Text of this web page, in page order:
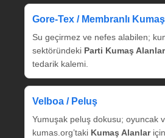
Gore‑Tex / Membranlı Kumaş
Su geçirmez ve nefes alabilen;
sektöründeki Parti Kumaş Alanlar
tedarik kalemi.
Velboa / Peluş
Yumuşak peluş dokusu; oyuncak
kumas.org’taki Kumaş Alanlar